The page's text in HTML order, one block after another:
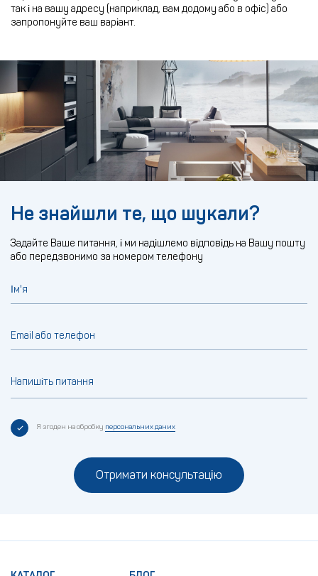
так і на вашу адресу (наприклад, вам додому або в офіс) або
запропонуйте ваш варіант.
Не знайшли те, що шукали?
Задайте Ваше питання, і ми надішлемо відповідь на Вашу пошту
або передзвонимо за номером телефону
Ім'я
Email або телефон
Напишіть питання
Я згоден на обробку персональних даних
Отримати консультацію